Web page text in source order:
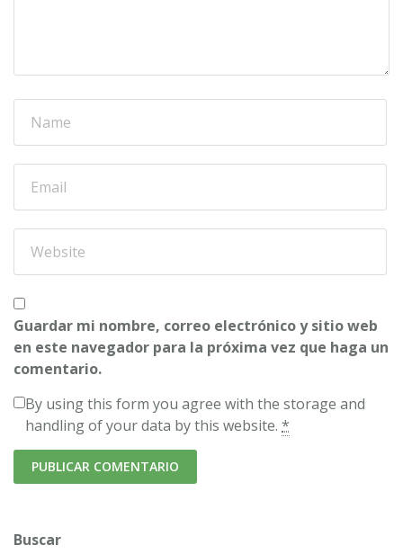
Guardar mi nombre, correo electrónico y sitio web
en este navegador para la próxima vez que haga un
comentario.
By using this form you agree with the storage and
handling of your data by this website. *
Buscar